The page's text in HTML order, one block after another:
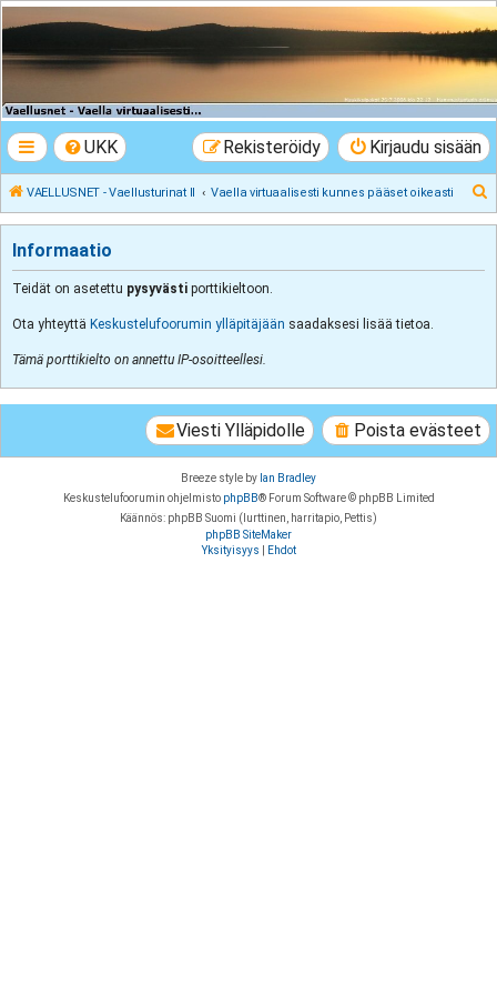
VAELLUSNET -
Vaellusturinat II
UKK Kirjaudu sisään
Rekisteröidy
VAELLUSNET - Vaellusturinat II Vaella virtuaalisesti kunnes pääset oikeasti
Informaatio
Teidät on asetettu pysyvästi porttikieltoon.
Ota yhteyttä Keskustelufoorumin ylläpitäjään saadaksesi lisää tietoa.
Tämä porttikielto on annettu IP-osoitteellesi.
Poista evästeet
Viesti Ylläpidolle
Breeze style by Ian Bradley
Keskustelufoorumin ohjelmisto phpBB® Forum Software © phpBB Limited
Käännös: phpBB Suomi (lurttinen, harritapio, Pettis)
phpBB SiteMaker
Yksityisyys
Ehdot